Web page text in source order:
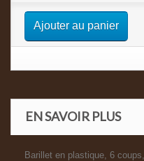
Ajouter au panier
EN SAVOIR PLUS
Barillet en plastique, 6